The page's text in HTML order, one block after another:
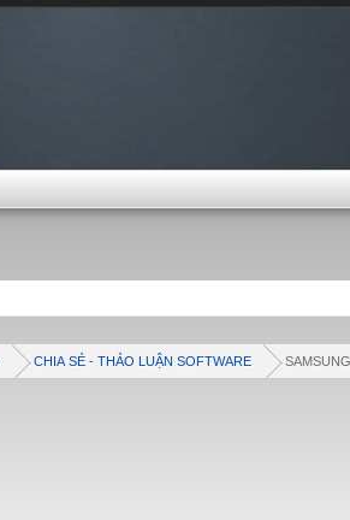
CHIA SẺ - THẢO LUẬN SOFTWARE SAMSUNG